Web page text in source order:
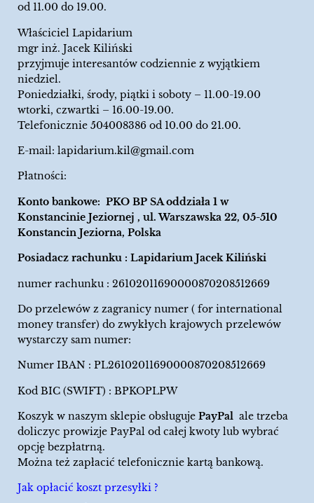
od 11.00 do 19.00.
Właściciel Lapidarium
mgr inż. Jacek Kiliński
przyjmuje interesantów codziennie z wyjątkiem
niedziel.
Poniedziałki, środy, piątki i soboty – 11.00-19.00
wtorki, czwartki – 16.00-19.00.
Telefonicznie 504008386 od 10.00 do 21.00.
E-mail: lapidarium.kil@gmail.com
Płatności:
Konto bankowe: PKO BP SA oddziała 1 w
Konstancinie Jeziornej , ul. Warszawska 22, 05-510
Konstancin Jeziorna, Polska
Posiadacz rachunku : Lapidarium Jacek Kiliński
numer rachunku : 26102011690000870208512669
Do przelewów z zagranicy numer ( for international
money transfer) do zwykłych krajowych przelewów
wystarczy sam numer:
Numer IBAN : PL26102011690000870208512669
Kod BIC (SWIFT) : BPKOPLPW
Koszyk w naszym sklepie obsługuje PayPal ale trzeba
doliczyc prowizje PayPal od całej kwoty lub wybrać
opcję bezpłatrną.
Można też zapłacić telefonicznie kartą bankową.
Jak opłacić koszt przesyłki ?